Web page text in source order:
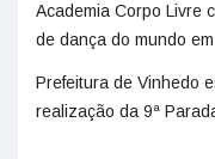
Academia Corpo Livre
de dança do mundo
Prefeitura de Vinhedo
realização da 9ª